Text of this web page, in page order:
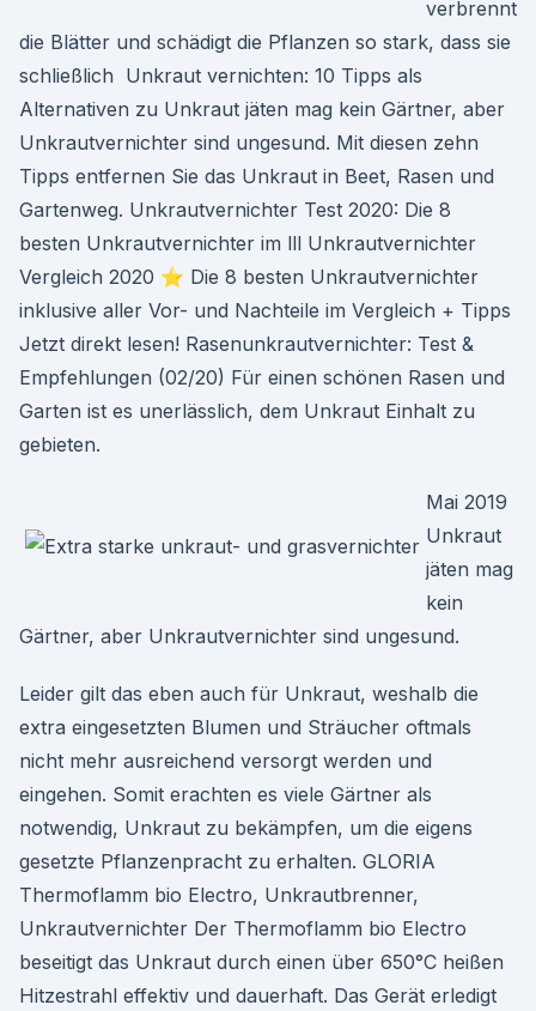
verbrennt
die Blätter und schädigt die Pflanzen so stark, dass sie
schließlich Unkraut vernichten: 10 Tipps als
Alternativen zu Unkraut jäten mag kein Gärtner, aber
Unkrautvernichter sind ungesund. Mit diesen zehn
Tipps entfernen Sie das Unkraut in Beet, Rasen und
Gartenweg. Unkrautvernichter Test 2020: Die 8
besten Unkrautvernichter im lll Unkrautvernichter
Vergleich 2020 ⭐ Die 8 besten Unkrautvernichter
inklusive aller Vor- und Nachteile im Vergleich + Tipps
Jetzt direkt lesen! Rasenunkrautvernichter: Test &
Empfehlungen (02/20) Für einen schönen Rasen und
Garten ist es unerlässlich, dem Unkraut Einhalt zu
gebieten.
Mai 2019
Unkraut
jäten mag
kein
Gärtner, aber Unkrautvernichter sind ungesund.
Leider gilt das eben auch für Unkraut, weshalb die
extra eingesetzten Blumen und Sträucher oftmals
nicht mehr ausreichend versorgt werden und
eingehen. Somit erachten es viele Gärtner als
notwendig, Unkraut zu bekämpfen, um die eigens
gesetzte Pflanzenpracht zu erhalten. GLORIA
Thermoflamm bio Electro, Unkrautbrenner,
Unkrautvernichter Der Thermoflamm bio Electro
beseitigt das Unkraut durch einen über 650°C heißen
Hitzestrahl effektiv und dauerhaft. Das Gerät erledigt